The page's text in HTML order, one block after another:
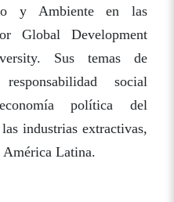
y Ambiente en las
Global Development
Sus temas de
social
política del
industrias extractivas,
América Latina.